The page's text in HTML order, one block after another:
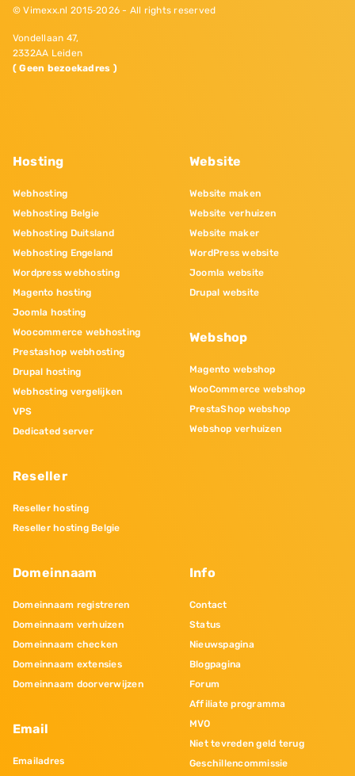
© Vimexx.nl 2015‐2026 - All rights reserved
Vondellaan 47,
2332AA Leiden
( Geen bezoekadres )
Hosting
Webhosting
Webhosting Belgie
Webhosting Duitsland
Webhosting Engeland
Wordpress webhosting
Magento hosting
Joomla hosting
Woocommerce webhosting
Prestashop webhosting
Drupal hosting
Webhosting vergelijken
VPS
Dedicated server
Reseller
Reseller hosting
Reseller hosting Belgie
Website
Website maken
Website verhuizen
Website maker
WordPress website
Joomla website
Drupal website
Webshop
Magento webshop
WooCommerce webshop
PrestaShop webshop
Webshop verhuizen
Domeinnaam
Domeinnaam registreren
Domeinnaam verhuizen
Domeinnaam checken
Domeinnaam extensies
Domeinnaam doorverwijzen
Email
Emailadres
Info
Contact
Status
Nieuwspagina
Blogpagina
Forum
Affiliate programma
MVO
Niet tevreden geld terug
Geschillencommissie